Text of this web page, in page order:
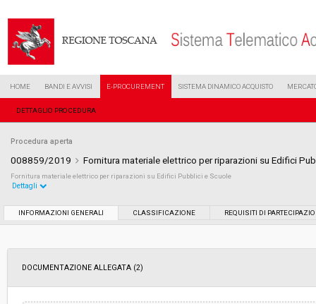
HOME BANDI E AVVISI E-PROCUREMENT SISTEMA DINAMICO ACQUISTO
DETTAGLIO PROCEDURA
Procedura aperta
008859/2019 Fornitura materiale elettrico per riparazioni su Edifici
Fornitura materiale elettrico per riparazioni su Edifici Pubblici e Scuole
Data pubblicazione:
Dettagli
INFORMAZIONI GENERALI CLASSIFICAZIONE REQUISITI DI
DOCUMENTAZIONE ALLEGATA (2)